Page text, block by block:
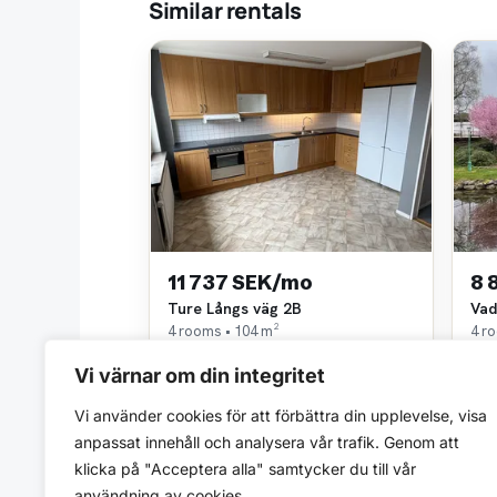
Vi värnar om din integritet
Vi använder cookies för att förbättra din upplevelse, visa
anpassat innehåll och analysera vår trafik. Genom att
klicka på "Acceptera alla" samtycker du till vår
Similar rentals
11 737 SEK/mo
Ture Långs väg 2B
4 rooms • 104 m²
~0,4 km away
8
4